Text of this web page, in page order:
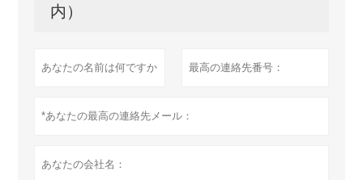
内）